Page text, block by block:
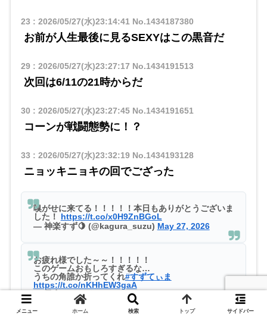
23 : 2026/05/27(水)23:14:41 No.1434187380
お前が人生最後に見るSEXYはこの黒音だ
29: 2026/05/27(水)23:27:17 No.1434191513
次回は6/11の21時からだ
30 : 2026/05/27(水)23:27:45No.1434191651
コーンが戦闘態勢に！？
33 : 2026/05/27(水)23:32:19No.1434193128
ニョッキニョキの回でござった
嗅がせに来てる！！！！！本日もありがとうございま
した！ https://t.co/x0H9ZnBGoL
— 神楽すず🍋 (@kagura_suzu) May 27, 2026
お疲れ様でした～～！！！！！
このゲームおもしろすぎるな…
うちの角誰か折ってくれ#すずてぃま
https://t.co/nKHhEW3gaA
— 黒宮ティマ🍖⚡️ぬいになりたいメイド
(@tima_kuromiya)
May 27, 2026
メニュー ホーム 検索 トップ サイドバー